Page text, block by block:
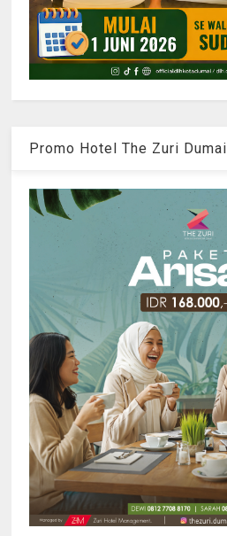
Promo Hotel The Zuri Dumai